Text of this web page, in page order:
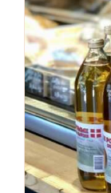
DÉTAILS